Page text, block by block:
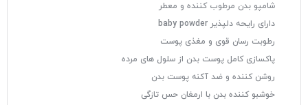
شامپو بدن مرطوب کننده و معطر
دارای رایحه دلپذیر baby powder
رطوبت رسان قوی و مغذی پوست
پاکسازی کامل پوست بدن از سلول های مرده
روشن کننده و ضد آکنه پوست بدن
خوشبو کننده بدن با ارمغان حس تازگی